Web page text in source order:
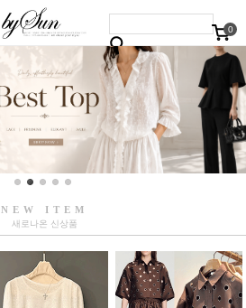
0
당일배송 원피스 상의 하의 아우터
NEW ITEM
새로나온 신상품